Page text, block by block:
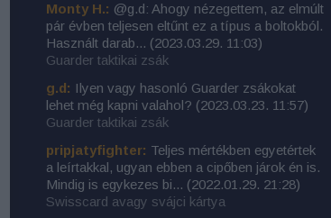
Monty H.: @g.d: Ahogy nézegettem, az elmúlt
pár évben teljesen eltűnt ez a típus a boltokból.
Használt darab... (2023.03.29. 11:03)
Guarder taktikai zsák
g.d: Ilyen vagy hasonló Guarder zsákokat
lehet még kapni valahol? (2023.03.23. 11:57)
Guarder taktikai zsák
pripjatyfighter: Teljes mértékben egyetértek
a leírtakkal, ugyan ebben a cipőben járok én is.
Mindig is egykezes bi... (2022.01.29. 21:28)
Swisscard avagy svájci kártya